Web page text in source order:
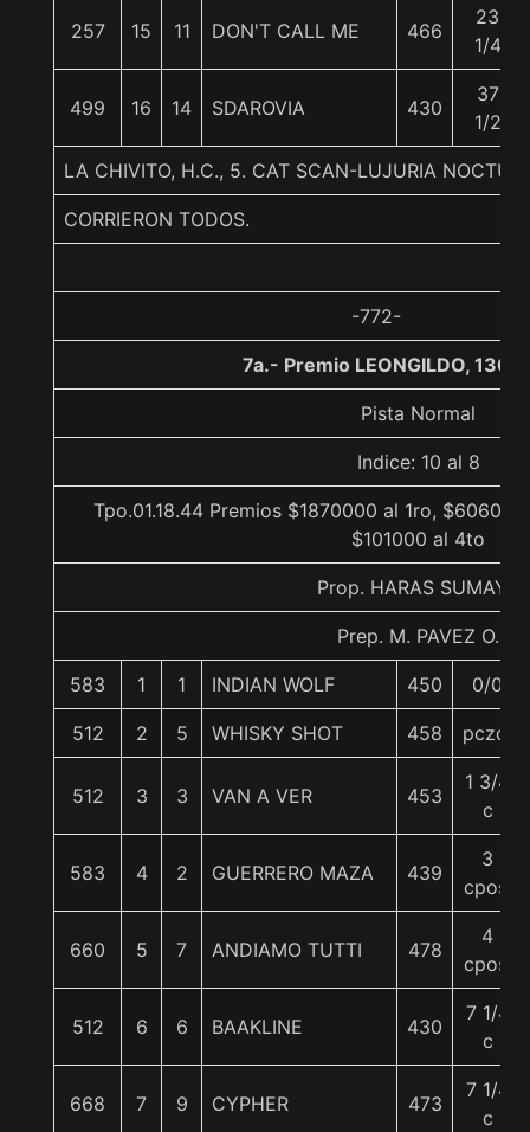
257 15 11 DON'T CALL ME 466
23
1/4
499 16 14 SDAROVIA 430
37
1/2
LA CHIVITO, H.C., 5. CAT SCAN-LUJURIA
CORRIERON TODOS.
-772-
7a.- Premio LEONGILDO,
Pista Normal
Indice: 10 al 8
Tpo.01.18.44 Premios $1870000 al 1ro,
$101000 al 4to
Prop. HARAS SUMAYA
Prep. M. PAVEZ O.
583 1 1 INDIAN WOLF 450 0/0
512 2 5 WHISKY SHOT 458 pczo.
512 3 3 VAN A VER 453
1 3/4
c
583 4 2 GUERRERO MAZA 439
3
cpos.
660 5 7 ANDIAMO TUTTI 478
4
cpos.
512 6 6 BAAKLINE 430
7 1/4
c
668 7 9 CYPHER 473
7 1/4
c